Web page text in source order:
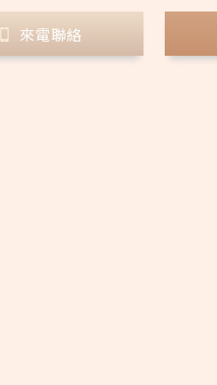
來電聯絡